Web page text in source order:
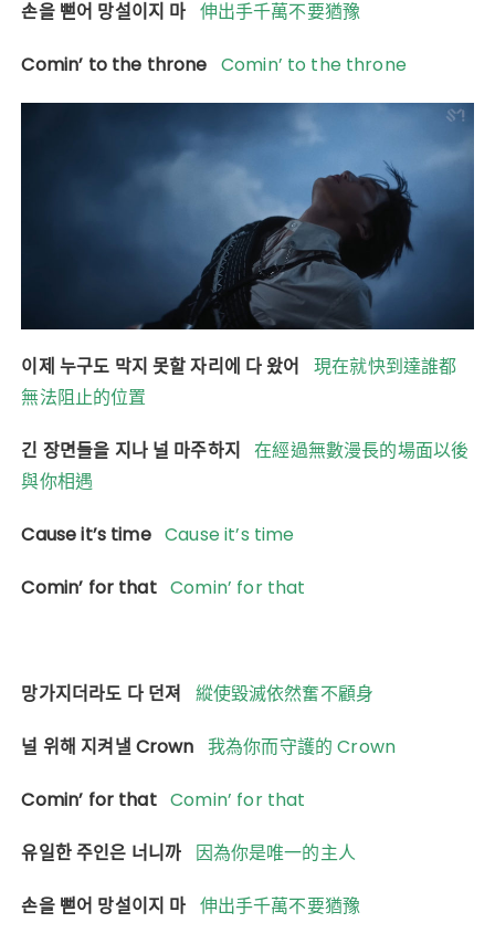
손을 뻗어 망설이지 마 伸出手千萬不要猶豫
Comin’ to the throne Comin’ to the throne
이제 누구도 막지 못할 자리에 다 왔어現在就快到達誰都
無法阻止的位置
긴 장면들을 지나 널 마주하지在經過無數漫長的場面以後
與你相遇
Cause it’s timeCause it’s time
Comin’ for thatComin’ for that
망가지더라도 다 던져 縱使毀滅依然奮不顧身
널 위해 지켜낼 Crown我為你而守護的 Crown
Comin’ for thatComin’ for that
유일한 주인은 너니까 因為你是唯一的主人
손을 뻗어 망설이지 마 伸出手千萬不要猶豫